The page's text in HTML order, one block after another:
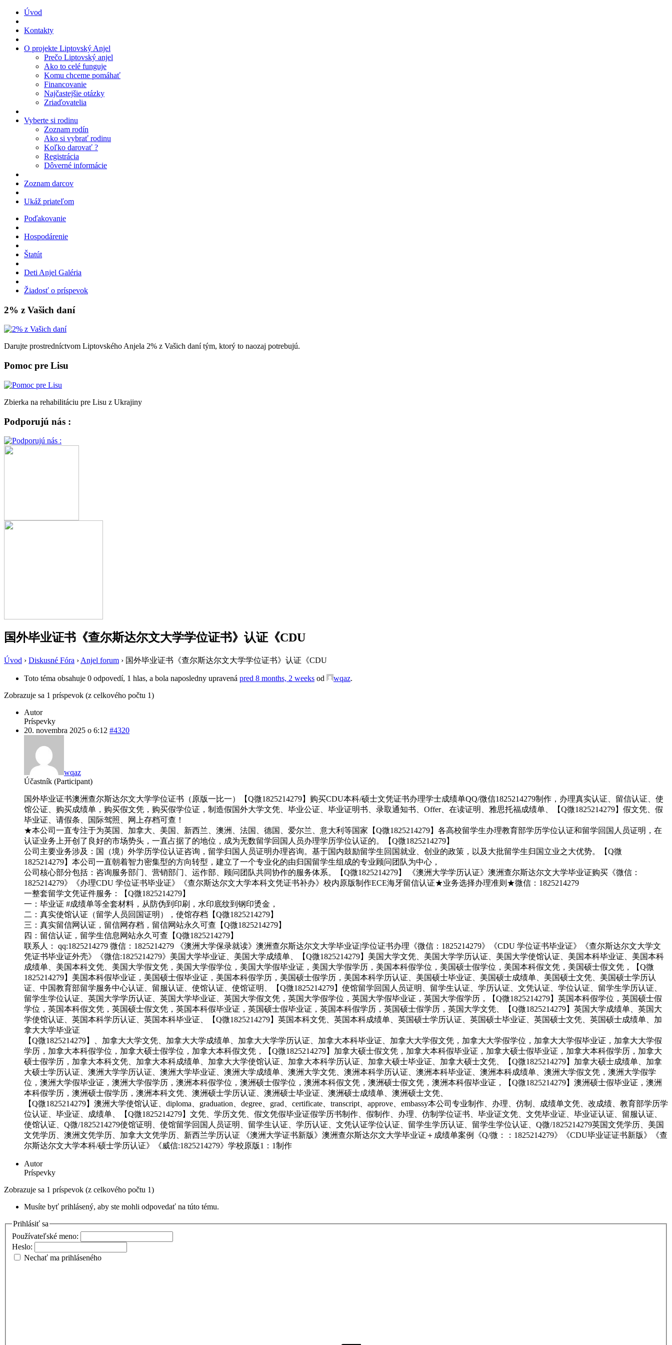
Úvod
Kontakty
O projekte Liptovský Anjel
Prečo Liptovský anjel
Ako to celé funguje
Komu chceme pomáhať
Financovanie
Najčastejšie otázky
Zriaďovatelia
Vyberte si rodinu
Zoznam rodín
Ako si vybrať rodinu
Koľko darovať ?
Registrácia
Dôverné informácie
Zoznam darcov
Ukáž priateľom
Poďakovanie
Hospodárenie
Štatút
Deti Anjel Galéria
Žiadosť o príspevok
2% z Vašich daní
Darujte prostredníctvom Liptovského Anjela 2% z Vašich daní tým, ktorý to naozaj potrebujú.
Pomoc pre Lisu
Zbierka na rehabilitáciu pre Lisu z Ukrajiny
Podporujú nás :
国外毕业证书《查尔斯达尔文大学学位证书》认证《CDU
Úvod › Diskusné Fóra › Anjel forum › 国外毕业证书《查尔斯达尔文大学学位证书》认证《CDU
Toto téma obsahuje 0 odpovedí, 1 hlas, a bola naposledny upravená pred 8 months, 2 weeks od wqaz.
Zobrazuje sa 1 príspevok (z celkového počtu 1)
Autor
Príspevky
20. novembra 2025 o 6:12 #4320
wqaz
Účastník (Participant)
国外毕业证书澳洲查尔斯达尔文大学学位证书（原版一比一）【Q微1825214279】购买CDU本科/硕士文凭证书办理学士成绩单QQ/微信1825214279制作，办理真实认证、留信认证、使
馆公证、购买成绩单，购买假文凭，购买假学位证，制造假国外大学文凭、毕业公证、毕业证明书、录取通知书、Offer、在读证明、雅思托福成绩单、【Q微1825214279】假文凭、假
毕业证、请假条、国际驾照、网上存档可查！
★本公司一直专注于为英国、加拿大、美国、新西兰、澳洲、法国、德国、爱尔兰、意大利等国家【Q微1825214279】各高校留学生办理教育部学历学位认证和留学回国人员证明，在
认证业务上开创了良好的市场势头，一直占据了的地位，成为无数留学回国人员办理学历学位认证的。【Q微1825214279】
公司主要业务涉及：国（境）外学历学位认证咨询，留学归国人员证明办理咨询。基于国内鼓励留学生回国就业、创业的政策，以及大批留学生归国立业之大优势。【Q微
1825214279】本公司一直朝着智力密集型的方向转型，建立了一个专业化的由归国留学生组成的专业顾问团队为中心，
公司核心部分包括：咨询服务部门、营销部门、运作部、顾问团队共同协作的服务体系。【Q微1825214279】 《澳洲大学学历认证》澳洲查尔斯达尔文大学毕业证购买《微信：
1825214279》《办理CDU 学位证书毕业证》《查尔斯达尔文大学本科文凭证书补办》校内原版制作ECE海牙留信认证★业务选择办理准则★微信：1825214279
一整套留学文凭证件服务：【Q微1825214279】
一：毕业证 #成绩单等全套材料，从防伪到印刷，水印底纹到钢印烫金，
二：真实使馆认证（留学人员回国证明），使馆存档【Q微1825214279】
三：真实留信网认证，留信网存档，留信网站永久可查【Q微1825214279】
四：留信认证，留学生信息网站永久可查【Q微1825214279】
联系人： qq:1825214279 微信：1825214279 《澳洲大学保录就读》澳洲查尔斯达尔文大学毕业证|学位证书办理《微信：1825214279》《CDU 学位证书毕业证》《查尔斯达尔文大学文
凭证书毕业证外壳》《微信:1825214279》美国大学毕业证、美国大学成绩单、【Q微1825214279】美国大学文凭、美国大学学历认证、美国大学使馆认证、美国本科毕业证、美国本科
成绩单、美国本科文凭、美国大学假文凭，美国大学假学位，美国大学假毕业证，美国大学假学历，美国本科假学位，美国硕士假学位，美国本科假文凭，美国硕士假文凭，【Q微
1825214279】美国本科假毕业证，美国硕士假毕业证，美国本科假学历，美国硕士假学历，美国本科学历认证、美国硕士毕业证、美国硕士成绩单、美国硕士文凭、美国硕士学历认
证、中国教育部留学服务中心认证、留服认证、使馆认证、使馆证明、【Q微1825214279】使馆留学回国人员证明、留学生认证、学历认证、文凭认证、学位认证、留学生学历认证、
留学生学位认证、英国大学学历认证、英国大学毕业证、英国大学假文凭，英国大学假学位，英国大学假毕业证，英国大学假学历，【Q微1825214279】英国本科假学位，英国硕士假
学位，英国本科假文凭，英国硕士假文凭，英国本科假毕业证，英国硕士假毕业证，英国本科假学历，英国硕士假学历，英国大学文凭、【Q微1825214279】英国大学成绩单、英国大
学使馆认证、英国本科学历认证、英国本科毕业证、【Q微1825214279】英国本科文凭、英国本科成绩单、英国硕士学历认证、英国硕士毕业证、英国硕士文凭、英国硕士成绩单、加
拿大大学毕业证
【Q微1825214279】、加拿大大学文凭、加拿大大学成绩单、加拿大大学学历认证、加拿大本科毕业证、加拿大大学假文凭，加拿大大学假学位，加拿大大学假毕业证，加拿大大学假
学历，加拿大本科假学位，加拿大硕士假学位，加拿大本科假文凭，【Q微1825214279】加拿大硕士假文凭，加拿大本科假毕业证，加拿大硕士假毕业证，加拿大本科假学历，加拿大
硕士假学历，加拿大本科文凭、加拿大本科成绩单、加拿大大学使馆认证、加拿大本科学历认证、加拿大硕士毕业证、加拿大硕士文凭、【Q微1825214279】加拿大硕士成绩单、加拿
大硕士学历认证、澳洲大学学历认证、澳洲大学毕业证、澳洲大学成绩单、澳洲大学文凭、澳洲本科学历认证、澳洲本科毕业证、澳洲本科成绩单、澳洲大学假文凭，澳洲大学假学
位，澳洲大学假毕业证，澳洲大学假学历，澳洲本科假学位，澳洲硕士假学位，澳洲本科假文凭，澳洲硕士假文凭，澳洲本科假毕业证，【Q微1825214279】澳洲硕士假毕业证，澳洲
本科假学历，澳洲硕士假学历，澳洲本科文凭、澳洲硕士学历认证、澳洲硕士毕业证、澳洲硕士成绩单、澳洲硕士文凭、
【Q微1825214279】澳洲大学使馆认证、diploma、graduation、degree、grad、certificate、transcript、approve、embassy本公司专业制作、办理、仿制、成绩单文凭、改成绩、教育部学历学
位认证、毕业证、成绩单、【Q微1825214279】文凭、学历文凭、假文凭假毕业证假学历书制作、假制作、办理、仿制学位证书、毕业证文凭、文凭毕业证、毕业证认证、留服认证、
使馆认证、Q微/1825214279使馆证明、使馆留学回国人员证明、留学生认证、学历认证、文凭认证学位认证、留学生学历认证、留学生学位认证、Q微/1825214279英国文凭学历、美国
文凭学历、澳洲文凭学历、加拿大文凭学历、新西兰学历认证 《澳洲大学证书新版》澳洲查尔斯达尔文大学毕业证＋成绩单案例《Q/微：：1825214279》《CDU毕业证证书新版》《查
尔斯达尔文大学本科/硕士学历认证》《威信:1825214279》学校原版1：1制作
Autor
Príspevky
Zobrazuje sa 1 príspevok (z celkového počtu 1)
Musíte byť prihlásený, aby ste mohli odpovedať na túto tému.
Prihlásiť sa
Používateľské meno:
Heslo:
Nechať ma prihláseného